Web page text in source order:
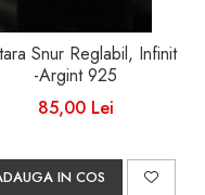
Snur Reglabil, Infinit
-Argint 925
85,00 Lei
IN COS